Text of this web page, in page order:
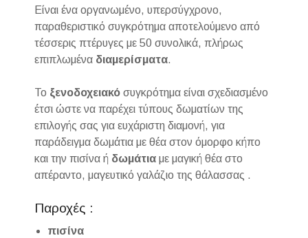
Είναι ένα οργανωμένο, υπερσύγχρονο,
παραθεριστικό συγκρότημα αποτελούμενο από
τέσσερις πτέρυγες με 50 συνολικά, πλήρως
επιπλωμένα διαμερίσματα.
Το ξενοδοχειακό συγκρότημα είναι σχεδιασμένο
έτσι ώστε να παρέχει τύπους δωματίων της
επιλογής σας για ευχάριστη διαμονή, για
παράδειγμα δωμάτια με θέα στον όμορφο κήπο
και την πισίνα ή δωμάτια με μαγική θέα στο
απέραντο, μαγευτικό γαλάζιο της θάλασσας .
Παροχές :
πισίνα